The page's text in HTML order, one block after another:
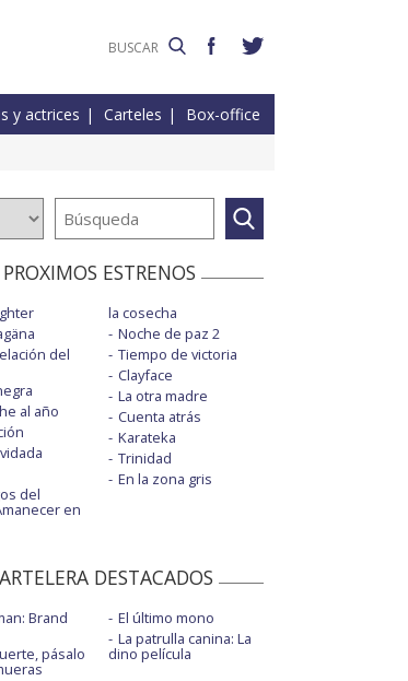
y actrices Carteles Box-office
PROXIMOS ESTRENOS
del
al año
del
en
la cosecha
Noche de paz 2
Tiempo de victoria
Clayface
La otra madre
Cuenta atrás
Karateka
Trinidad
En la zona gris
DESTACADOS
Brand
pásalo
El último mono
La patrulla canina: La
dino película